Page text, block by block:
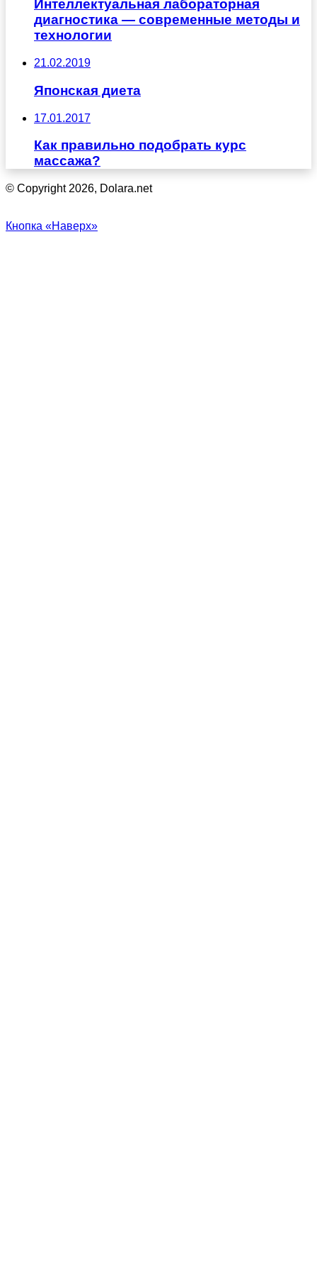
Интеллектуальная лабораторная
диагностика — современные методы и
технологии
21.02.2019
Японская диета
17.01.2017
Как правильно подобрать курс
массажа?
© Copyright 2026, Dolara.net
Кнопка «Наверх»